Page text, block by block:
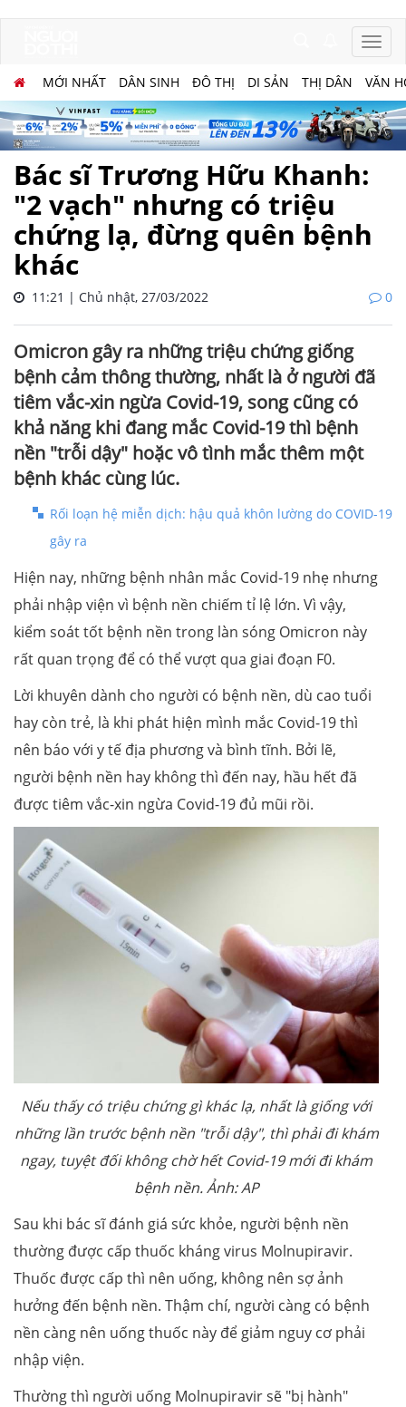
MỚI NHẤT DÂN SINH ĐÔ THỊ DI SẢN THỊ DÂN VĂN
Bác sĩ Trương Hữu Khanh:
"2 vạch" nhưng có triệu
chứng lạ, đừng quên bệnh
khác
11:21 | Chủ nhật, 27/03/2022 0
Omicron gây ra những triệu chứng giống
bệnh cảm thông thường, nhất là ở người đã
tiêm vắc-xin ngừa Covid-19, song cũng có
khả năng khi đang mắc Covid-19 thì bệnh
nền "trỗi dậy" hoặc vô tình mắc thêm một
bệnh khác cùng lúc.
Rối loạn hệ miễn dịch: hậu quả khôn lường do COVID-19
gây ra
Hiện nay, những bệnh nhân mắc Covid-19 nhẹ nhưng
phải nhập viện vì bệnh nền chiếm tỉ lệ lớn. Vì vậy,
kiểm soát tốt bệnh nền trong làn sóng Omicron này
rất quan trọng để có thể vượt qua giai đoạn F0.
Lời khuyên dành cho người có bệnh nền, dù cao tuổi
hay còn trẻ, là khi phát hiện mình mắc Covid-19 thì
nên báo với y tế địa phương và bình tĩnh. Bởi lẽ,
người bệnh nền hay không thì đến nay, hầu hết đã
được tiêm vắc-xin ngừa Covid-19 đủ mũi rồi.
Nếu thấy có triệu chứng gì khác lạ, nhất là giống với
những lần trước bệnh nền "trỗi dậy", thì phải đi khám
ngay, tuyệt đối không chờ hết Covid-19 mới đi khám
bệnh nền. Ảnh: AP
Sau khi bác sĩ đánh giá sức khỏe, người bệnh nền
thường được cấp thuốc kháng virus Molnupiravir.
Thuốc được cấp thì nên uống, không nên sợ ảnh
hưởng đến bệnh nền. Thậm chí, người càng có bệnh
nền càng nên uống thuốc này để giảm nguy cơ phải
nhập viện.
Thường thì người uống Molnupiravir sẽ "bị hành"